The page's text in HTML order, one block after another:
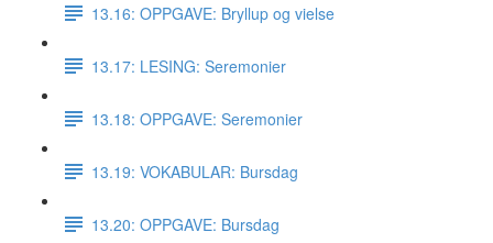
13.16: OPPGAVE: Bryllup og vielse
13.17: LESING: Seremonier
13.18: OPPGAVE: Seremonier
13.19: VOKABULAR: Bursdag
13.20: OPPGAVE: Bursdag